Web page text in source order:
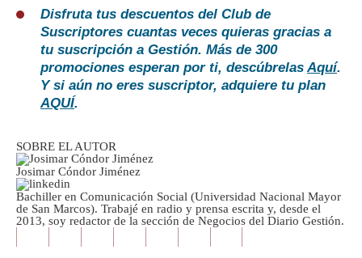
Disfruta tus descuentos del Club de
Suscriptores cuantas veces quieras gracias a
tu suscripción a Gestión. Más de 300
promociones esperan por ti, descúbrelasAquí.
Y si aún no eres suscriptor, adquiere tu plan
AQUÍ.
SOBRE EL AUTOR
Josimar Cóndor Jiménez
Bachiller en Comunicación Social (Universidad Nacional Mayor
de San Marcos). Trabajé en radio y prensa escrita y, desde el
2013, soy redactor de la sección de Negocios del Diario Gestión.